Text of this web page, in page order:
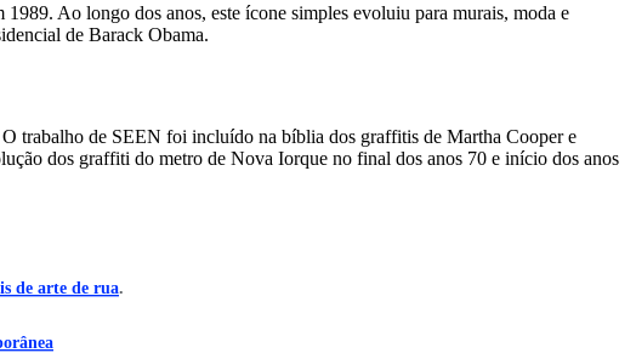
1989. Ao longo dos anos, este ícone simples evoluiu para murais, moda e
de Barack Obama.
trabalho de SEEN foi incluído na bíblia dos graffitis de Martha Cooper e
dos graffiti do metro de Nova Iorque no final dos anos 70 e início dos anos
de arte de rua.